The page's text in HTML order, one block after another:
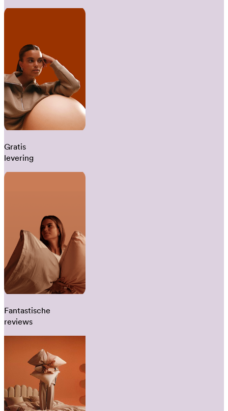
Gratis
levering
Fantastische
reviews